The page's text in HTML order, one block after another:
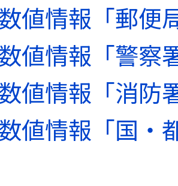
値情報「郵便
値情報「警察
値情報「消防
値情報「国・